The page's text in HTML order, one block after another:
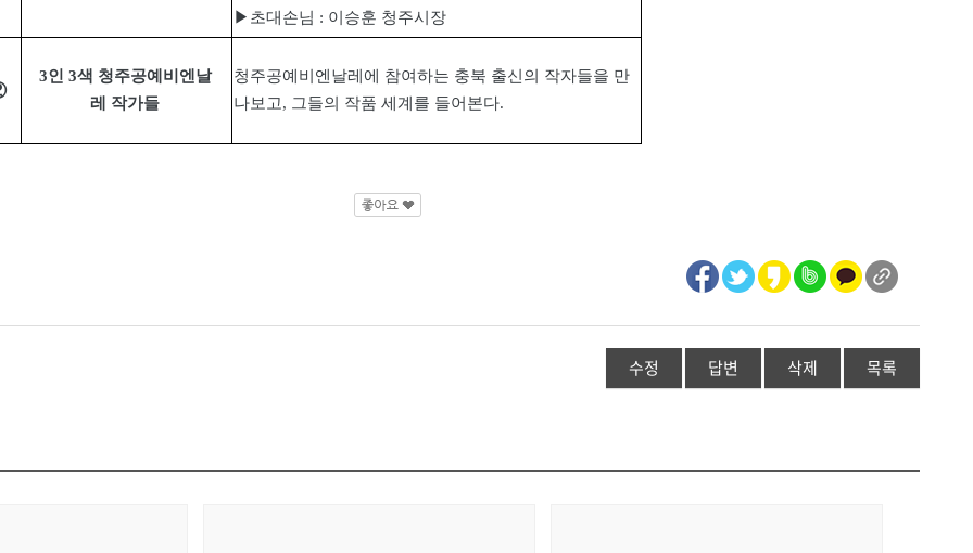
▶ 초대손님 : 이승훈 청주시장
3인 3색 청주공예비엔날
레 작가들
청주공예비엔날레에 참여하는 충북 출신의 작자들을 만
나보고, 그들의 작품 세계를 들어본다.
수정 답변 삭제 목록